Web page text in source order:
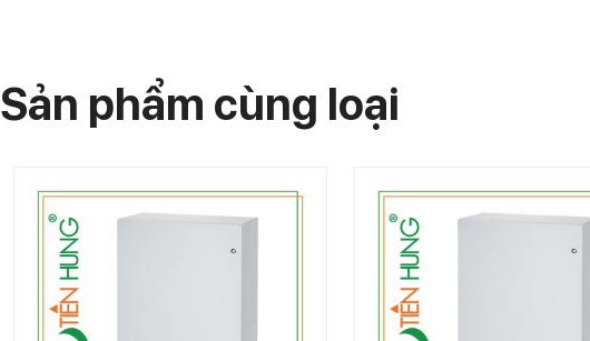
Sản phẩm cùng loại